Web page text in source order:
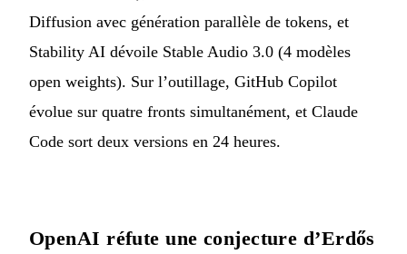
Diffusion avec génération parallèle de tokens, et
Stability AI dévoile Stable Audio 3.0 (4 modèles
open weights). Sur l’outillage, GitHub Copilot
évolue sur quatre fronts simultanément, et Claude
Code sort deux versions en 24 heures.
OpenAI réfute une conjecture d’Erdős